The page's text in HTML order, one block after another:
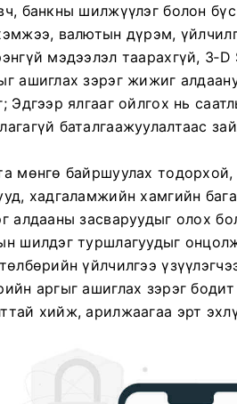
банкны шилжүүлэг болон
валютын дүрэм,
мэдээлэл таарахгүй,
ашиглах зэрэг жижиг
Эдгээр ялгааг ойлгох нь
баталгаажуулалтаас
мөнгө байршуулах тодорхой,
хадгаламжийн хамгийн
алдааны засваруудыг олох
шилдэг туршлагуудыг
үйлчилгээ
аргыг ашиглах зэрэг
хийж, арилжаагаа эрт